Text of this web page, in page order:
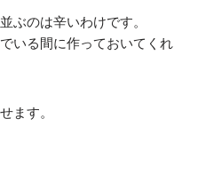
ぶのは辛いわけです。
いる間に作っておいてくれ
ます。